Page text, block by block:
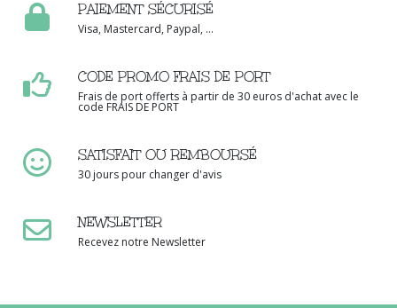
PAIEMENT SÉCURISÉ
Visa, Mastercard, Paypal, ...
CODE PROMO FRAIS DE PORT
Frais de port offerts à partir de 30 euros d'achat avec le
code FRAIS DE PORT
SATISFAIT OU REMBOURSÉ
30 jours pour changer d'avis
NEWSLETTER
Recevez notre Newsletter